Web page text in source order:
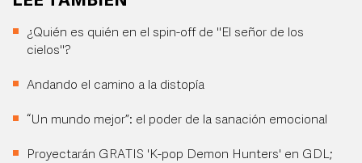
¿Quién es quién en el spin-off de "El señor de los
cielos"?
Andando el camino a la distopía
“Un mundo mejor”: el poder de la sanación emocional
Proyectarán GRATIS 'K-pop Demon Hunters' en GDL;